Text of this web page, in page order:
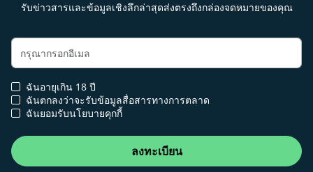
รับข่าวสารและข้อมูลเชิงลึกล่าสุดส่งตรงถึงกล่องจดหมายของคุณ
ฉันอายุเกิน 18 ปี
ฉันตกลงว่าจะรับข้อมูลสื่อสารทางการตลาด
ฉันยอมรับนโยบายคุกกี้
ลงทะเบียน